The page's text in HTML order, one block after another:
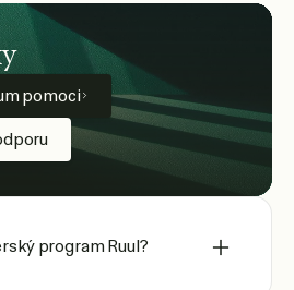
pomoci
program Ruul?